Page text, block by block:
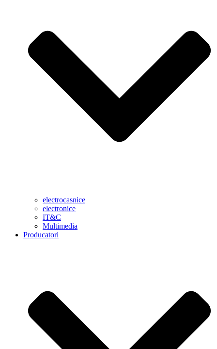
electrocasnice
electronice
IT&C
Multimedia
Producatori